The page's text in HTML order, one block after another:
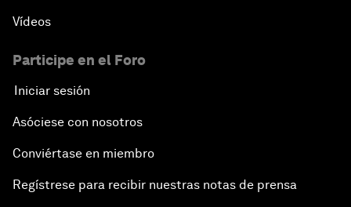
Vídeos
Participe en el Foro
Iniciar sesión
Asóciese con nosotros
Conviértase en miembro
Regístrese para recibir nuestras notas de prensa